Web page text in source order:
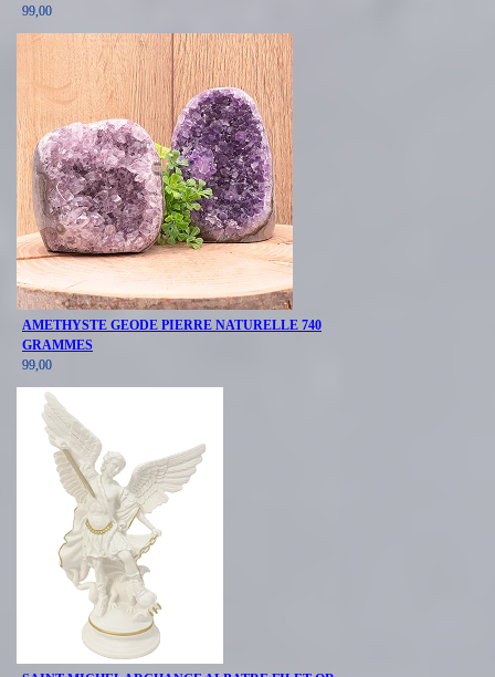
99,00
AMETHYSTE GEODE PIERRE NATURELLE 740
GRAMMES
99,00